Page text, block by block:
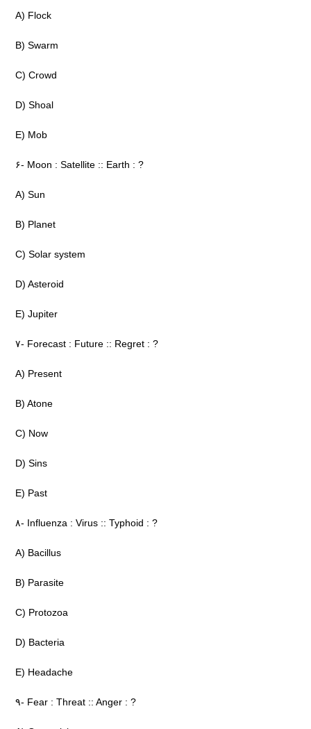
A) Flock
B) Swarm
C) Crowd
D) Shoal
E) Mob
۶- Moon : Satellite :: Earth : ?
A) Sun
B) Planet
C) Solar system
D) Asteroid
E) Jupiter
۷- Forecast : Future :: Regret : ?
A) Present
B) Atone
C) Now
D) Sins
E) Past
۸- Influenza : Virus :: Typhoid : ?
A) Bacillus
B) Parasite
C) Protozoa
D) Bacteria
E) Headache
۹- Fear : Threat :: Anger : ?